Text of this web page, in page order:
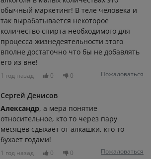
обычный маркетинг! В теле человека и
так вырабатывается некоторое
количество спирта необходимого для
процесса жизнедеятельности этого
вполне достаточно что бы не добавлять
его из вне!
1 год назад 0 0 Пожаловаться
Сергей Денисов
Александр, а мера понятие
относительное, кто то через пару
месяцев сдыхает от алкашки, кто то
бухает годами!
1 год назад 0 0 Пожаловаться